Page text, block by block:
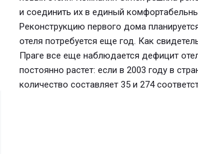
и соединить их в единый
Реконструкцию первого дома
отеля потребуется еще год. Как
Праге все еще наблюдается дефицит
постоянно растет: если в 2003 году в
количество составляет 35 и 274